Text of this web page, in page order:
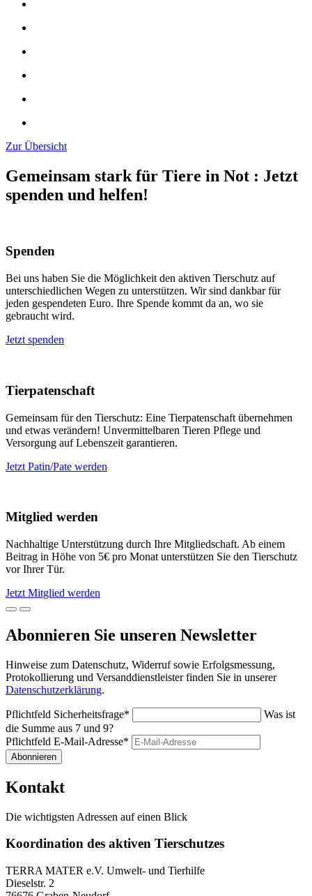
Zur Übersicht
Gemeinsam stark für Tiere in Not : Jetzt
spenden und helfen!
Spenden
Bei uns haben Sie die Möglichkeit den aktiven Tierschutz auf
unterschiedlichen Wegen zu unterstützen. Wir sind dankbar für
jeden gespendeten Euro. Ihre Spende kommt da an, wo sie
gebraucht wird.
Jetzt spenden
Tierpatenschaft
Gemeinsam für den Tierschutz: Eine Tierpatenschaft übernehmen
und etwas verändern! Unvermittelbaren Tieren Pflege und
Versorgung auf Lebenszeit garantieren.
Jetzt Patin/Pate werden
Mitglied werden
Nachhaltige Unterstützung durch Ihre Mitgliedschaft. Ab einem
Beitrag in Höhe von 5€ pro Monat unterstützen Sie den Tierschutz
vor Ihrer Tür.
Jetzt Mitglied werden
Abonnieren Sie unseren Newsletter
Hinweise zum Datenschutz, Widerruf sowie Erfolgsmessung,
Protokollierung und Versanddienstleister finden Sie in unserer
Datenschutzerklärung.
Pflichtfeld Sicherheitsfrage*
Was ist
die Summe aus 7 und 9?
Pflichtfeld E-Mail-Adresse*
Abonnieren
Kontakt
Die wichtigsten Adressen auf einen Blick
Koordination des aktiven Tierschutzes
TERRA MATER e.V. Umwelt- und Tierhilfe
Dieselstr. 2